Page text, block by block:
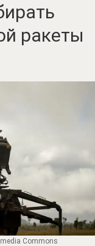
ракеты
Commons